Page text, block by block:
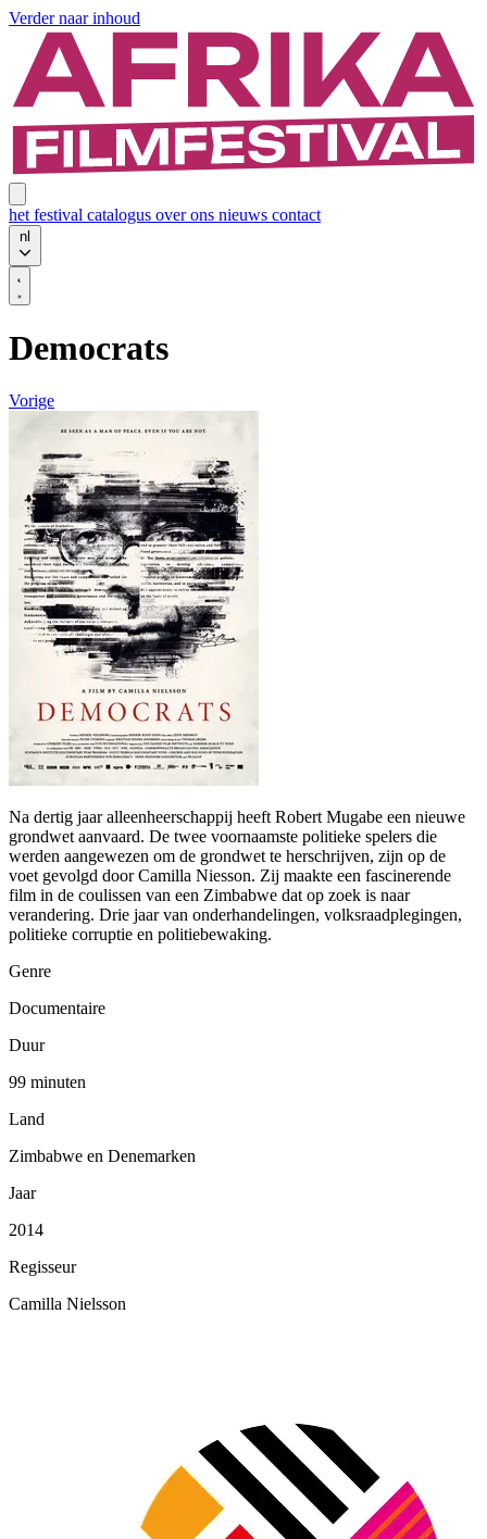
Verder naar inhoud
het festival catalogus over ons nieuws contact
nl
Democrats
Vorige
Na dertig jaar alleenheerschappij heeft Robert Mugabe een nieuwe
grondwet aanvaard. De twee voornaamste politieke spelers die
werden aangewezen om de grondwet te herschrijven, zijn op de
voet gevolgd door Camilla Niesson. Zij maakte een fascinerende
film in de coulissen van een Zimbabwe dat op zoek is naar
verandering. Drie jaar van onderhandelingen, volksraadplegingen,
politieke corruptie en politiebewaking.
Genre
Documentaire
Duur
99 minuten
Land
Zimbabwe en Denemarken
Jaar
2014
Regisseur
Camilla Nielsson